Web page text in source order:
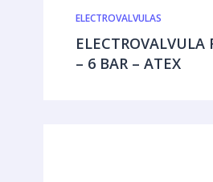
ELECTROVALVULAS
ELECTROVALVULA
– 6 BAR – ATEX